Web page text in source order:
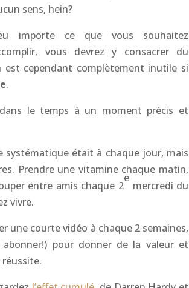
sens, hein?
importe ce que vous souhaitez
vous devrez y consacrer du
cependant complètement inutile si
.
le temps à un moment précis et
systématique était à chaque jour, mais
Prendre une vitamine chaque matin,
entre amis chaque 2
e
mercredi du
vivre.
une courte vidéo à chaque 2 semaines,
pour donner de la valeur et